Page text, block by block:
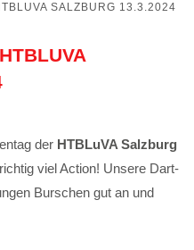
SALZBURG 13.3.2024
der HTBLuVA Salzburg
viel Action! Unsere Dart-
Burschen gut an und